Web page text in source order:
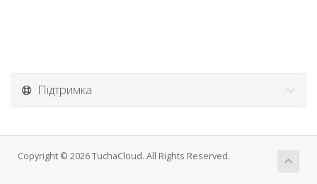
Підтримка
Copyright © 2026 TuchaCloud. All Rights Reserved.